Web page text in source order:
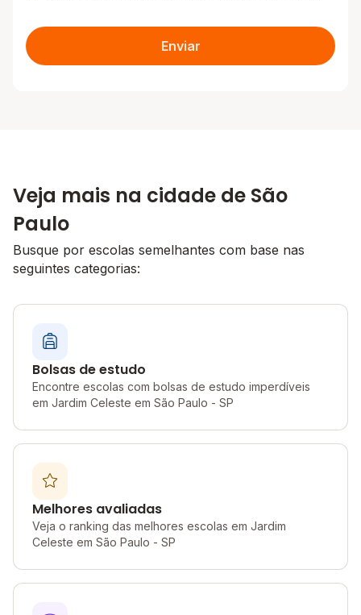
Enviar
Veja mais na cidade de São
Paulo
Busque por escolas semelhantes com base nas
seguintes categorias:
Bolsas de estudo
Encontre escolas com bolsas de estudo imperdíveis
em Jardim Celeste em São Paulo - SP
Melhores avaliadas
Veja o ranking das melhores escolas em Jardim
Celeste em São Paulo - SP